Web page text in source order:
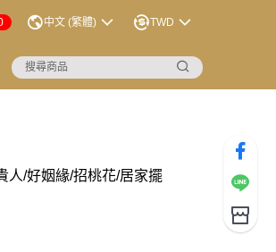
中文 (繁體) TWD
人/好姻緣/招桃花/居家擺